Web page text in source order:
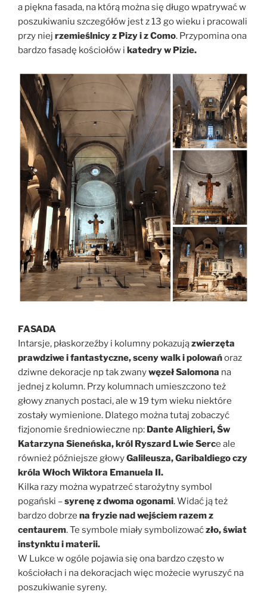
a piękna fasada, na którą można się długo wpatrywać w
poszukiwaniu szczegółów jest z 13 go wieku i pracowali
przy niej rzemieślnicy z Pizy i z Como. Przypomina ona
bardzo fasadę kościołów i katedry w Pizie.
FASADA
Intarsje, płaskorzeźby i kolumny pokazujązwierzęta
prawdziwe i fantastyczne, sceny walk i polowańoraz
dziwne dekoracje np tak zwanywęzeł Salomona na
jednej z kolumn. Przy kolumnach umieszczono też
głowy znanych postaci, ale w 19 tym wieku niektóre
zostały wymienione. Dlatego można tutaj zobaczyć
fizjonomie średniowieczne np: Dante Alighieri, Św
Katarzyna Sieneńska, król Ryszard Lwie Serce ale
również późniejsze głowyGalileusza, Garibaldiego czy
króla Włoch Wiktora Emanuela II.
Kilka razy można wypatrzeć starożytny symbol
pogański –syrenę z dwoma ogonami. Widać ją też
bardzo dobrze na fryzie nad wejściem razem z
centaurem. Te symbole miały symbolizowaćzło, świat
instynktu i materii.
W Lukce w ogóle pojawia się ona bardzo często w
kościołach i na dekoracjach więc możecie wyruszyć na
poszukiwanie syreny.